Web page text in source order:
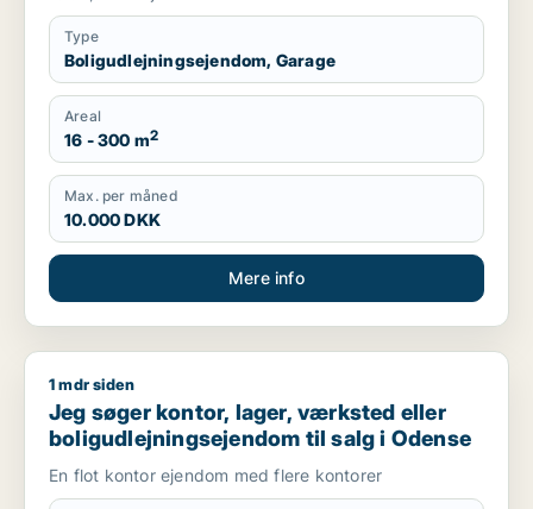
Type
Boligudlejningsejendom, Garage
Areal
16 - 300 m2
Max. per måned
10.000 DKK
Mere info
Jeg søger kontor, lager, værksted eller
1 mdr siden
Jeg søger kontor, lager, værksted eller
boligudlejningsejendom til salg i Odense
En flot kontor ejendom med flere kontorer